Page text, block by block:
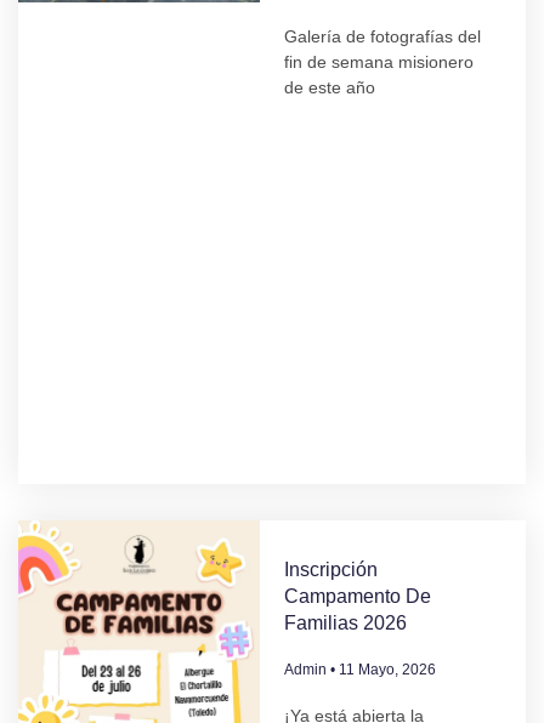
Galería de fotografías del
fin de semana misionero
de este año
Inscripción
Campamento De
Familias 2026
Admin 11 Mayo, 2026
¡Ya está abierta la